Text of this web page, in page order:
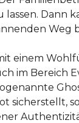
Dann
einem
im Bereich
sicherstellt,